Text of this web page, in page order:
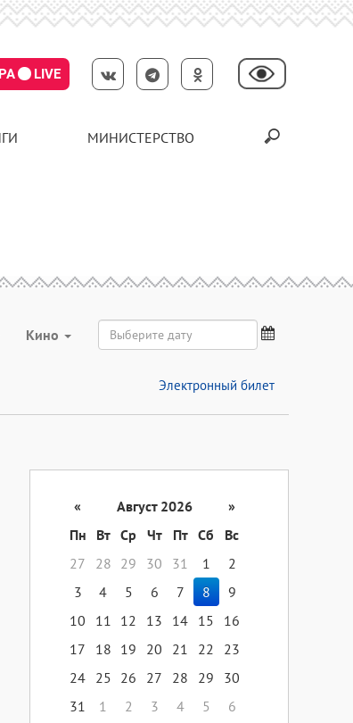
LIVE
МИНИСТЕРСТВО
Кино
Электронный билет
« Август 2026
»
Пн
Вт Ср Чт Пт Сб
Вс
27
28 29 30 31 1
2
3
4 5 6 7 8
9
10
11 12 13 14 15
16
17
18 19 20 21 22
23
24 25 26 27 28 29
30
31
1 2 3 4 5 6